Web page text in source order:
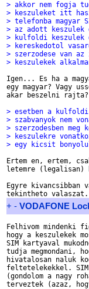
> akkor nem fogja
> keszuleket itt
> telefonba magyar
> az adott keszulek
> kulfoldi keszulek
> kereskedotol
> szerzodese van
> keszulekek
Igen... Es ha a
egy magyar? Vagy
akar beszelni rajta?
> esetben a kulfoldi
> szabvanyok nem
> szerzodesben
> keszulekre
> egy kicsit
Ertem en, ertem,
letemre (legalisan)
Egyre kivancsibban
+ - VODAFONE
Felhivom mindenki
hogy a keszulekek
SIM kartyaval
tudja megmondani,
hivatalosan naluk
feltetelekekkel. SIM
(gondolom a nagy
terveztek (azaz,